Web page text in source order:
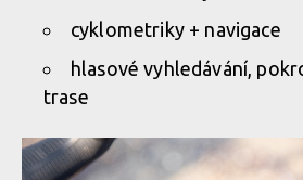
cyklometriky + navigace
hlasové vyhledávání,
trase